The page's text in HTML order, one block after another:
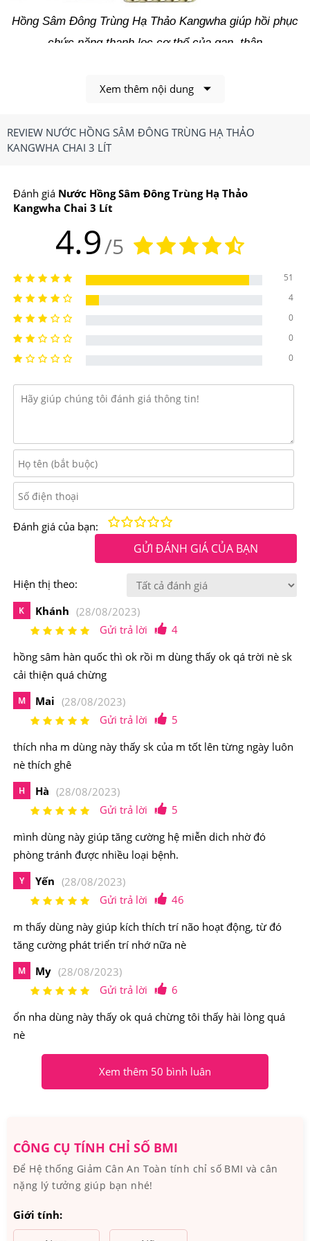
Hồng Sâm Đông Trùng Hạ Thảo Kangwha giúp hồi phục
chức năng thanh lọc cơ thể của gan, thận
Kangwha Chai 3 Lít Có Công Dụng, Điểm Nổi
Công dụng chính của
-Giúp hồi phục chức năng thanh lọc cơ thể của gan,
thận…
-Giúp ổn định tuần hoàn máu, chống lão hóa và gia tăng
-Giúp cải thiện chức năng sinh lý cho cả nam và nữ.
chống mệt mỏi cho người làm việc quá sức
dịch kém, suy giảm trí nhớ.
Điểm nổi bật củaNước Hồng Sâm Đông Trùng Hạ
Thảo Kangwha Chai 3 Lít
Hồng Sâm Đông Trùng Hạ Thảo Kangwhagiúp bồi bổ
sức khỏe và tăng cường thể lực hiệu quả cho người gầy
mỏi cho những người làm việc quá sức.
Hồng Sâm Đông Trùng Hạ Thảo Kangwha chống mệt mỏi
cho người làm việc quá sức
2.Nước Hồng Sâm Đông Trùng Hạ Thảo
Kangwha Chai 3 Lít Có Nguồn Gốc Xuất Xứ Từ
Đâu, Thành Phần Như Thế Nào?
Dung tích: 3 lít
Hãng SX: Kanghwa
Thành phần chủ yếu củaNước Hồng Sâm Đông Trùng
Hạ Thảo Kangwha Chai 3 Lít
Xem thêm nội dung
REVIEW NƯỚC HỒNG SÂM ĐÔNG TRÙNG HẠ THẢO
KANGWHA CHAI 3 LÍT
Đánh giá Nước Hồng Sâm Đông Trùng Hạ Thảo
Kangwha Chai 3 Lít
4.9/5
51
4
0
0
0
Đánh giá của bạn: Tuyệt vời!
Rất tốt
Trung bình
Fair
Kém
GỬI ĐÁNH GIÁ CỦA BẠN
Hiện thị theo:
K Khánh (28/08/2023)
Gửi trả lời
4
hồng sâm hàn quốc thì ok rồi m dùng thấy ok qá trời nè sk
cải thiện quá chừng
M Mai (28/08/2023)
Gửi trả lời
5
thích nha m dùng này thấy sk của m tốt lên từng ngày luôn
nè thích ghê
H Hà (28/08/2023)
Gửi trả lời
5
mình dùng này giúp tăng cường hệ miễn dich nhờ đó
phòng tránh được nhiều loại bệnh.
Y Yến (28/08/2023)
Gửi trả lời
46
m thấy dùng này giúp kích thích trí não hoạt động, từ đó
tăng cường phát triển trí nhớ nữa nè
M My (28/08/2023)
Gửi trả lời
6
ổn nha dùng này thấy ok quá chừng tôi thấy hài lòng quá
nè
Xem thêm 50 bình luân
CÔNG CỤ TÍNH CHỈ SỐ BMI
Để Hệ thống Giảm Cân An Toàn tính chỉ số BMI và cân
nặng lý tưởng giúp bạn nhé!
Giới tính: